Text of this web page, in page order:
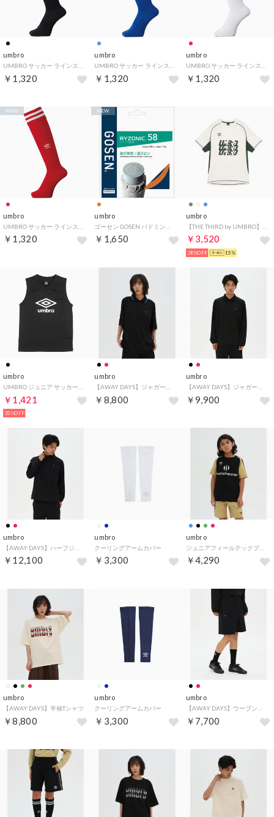
umbro
￥1,320
umbro
￥1,320
umbro
￥1,320
umbro
￥1,320
NEW
umbro
￥1,650
NEW
umbro
￥3,520
28%OFF 15%
umbro
￥1,421
35%OFF
umbro
￥8,800
umbro
￥9,900
umbro
￥12,100
umbro
クーリングアームカバー
￥3,300
umbro
ジュニアフィールテックプラクティスシャツ
￥4,290
umbro
【AWAY DAYS】半袖Tシャツ
￥8,800
umbro
クーリングアームカバー
￥3,300
umbro
￥7,700